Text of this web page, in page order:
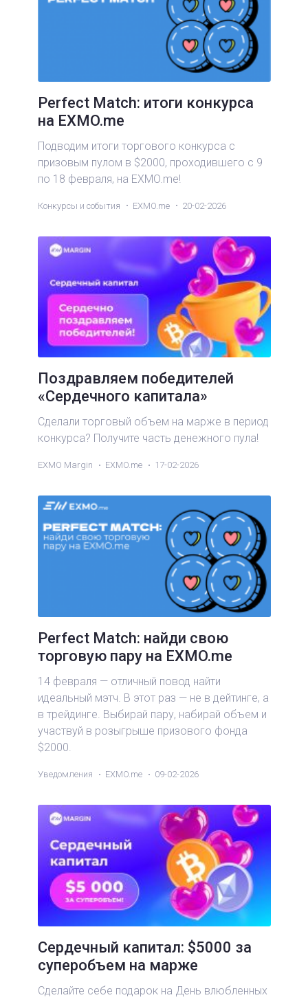
Perfect Match: итоги конкурса
на EXMO.me
Подводим итоги торгового конкурса с
призовым пулом в $2000, проходившего с 9
по 18 февраля, на EXMO.me!
Конкурсы и события EXMO.me 20-02-2026
Поздравляем победителей
«Сердечного капитала»
Сделали торговый объем на марже в период
конкурса? Получите часть денежного пула!
EXMO Margin EXMO.me 17-02-2026
Perfect Match: найди свою
торговую пару на EXMO.me
14 февраля — отличный повод найти
идеальный мэтч. В этот раз — не в дейтинге, а
в трейдинге. Выбирай пару, набирай объем и
участвуй в розыгрыше призового фонда
$2000.
Уведомления EXMO.me 09-02-2026
Сердечный капитал: $5000 за
суперобъем на марже
Сделайте себе подарок на День влюбленных